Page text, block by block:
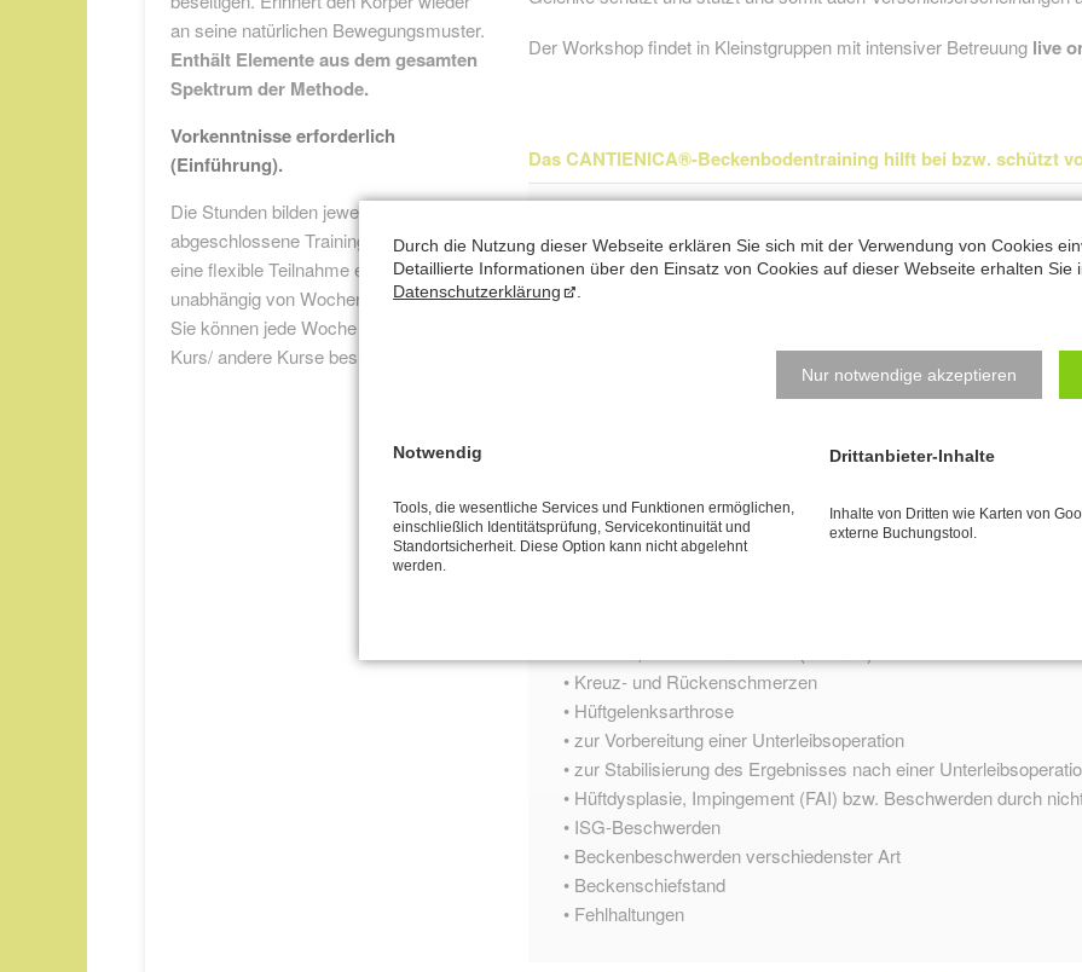
Der Workshop findet in Kleinstgruppen mit intensiver Betreuung live
Das CANTIENICA®-Beckenbodentraining hilft bei bzw. schützt
• Inkontinenz (Harn/Stuhl)
• Entleerungsstörungen von Blase und Darm
• Verstopfung
• Erektionsstörungen (auch nach Prostata-Operationen)
• Vaginismus
• Organsenkungen und –vorfälle (Blase, Gebärmutter, Darm,
• Kreuz- und Rückenschmerzen
• Hüftgelenksarthrose
• zur Vorbereitung einer Unterleibsoperation
• zur Stabilisierung des Ergebnisses nach einer
• Hüftdysplasie, Impingement (FAI) bzw. Beschwerden durch
• ISG-Beschwerden
• Beckenbeschwerden verschiedenster Art
• Beckenschiefstand
• Fehlhaltungen
an seine natürlichen Bewegungsmuster.
Enthält Elemente aus dem gesamten
Spektrum der Methode.
Vorkenntnisse erforderlich
(Einführung).
Die Stunden bilden jeweils in sich
abgeschlossene Trainingseinheiten, was
eine flexible Teilnahme ermöglicht –
unabhängig von Wochentag und Uhrzeit.
Sie können jede Woche einen anderen
Kurs/ andere Kurse besuchen!
Durch die Nutzung dieser Webseite erklären Sie sich mit der Verwendung von Cookies
Detaillierte Informationen über den Einsatz von Cookies auf dieser Webseite erhalten Sie
Datenschutzerklärung
Nur notwendige akzeptieren
Notwendig
Tools, die wesentliche Services und Funktionen ermöglichen,
einschließlich Identitätsprüfung, Servicekontinuität und
Standortsicherheit. Diese Option kann nicht abgelehnt
werden.
Drittanbieter-Inhalte
Inhalte von Dritten wie Karten von
externe Buchungstool.